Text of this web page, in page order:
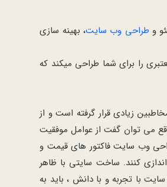
طراحی وب سایت، بهینه سازی
را برای شما طراحی میکند که
زیادی قرار گرفته است و از
می توان گفت از عوامل موفقیت
وب سایت فاکتور های قیمت و
کنند. ساخت سایتی با ظاهر
با تجربه و با دانش ، باید به